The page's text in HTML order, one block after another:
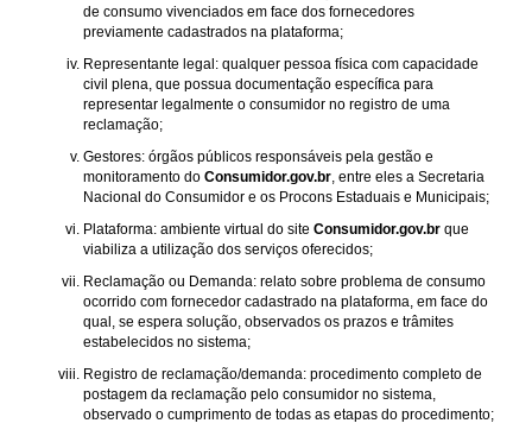
de consumo vivenciados em face dos fornecedores
previamente cadastrados na plataforma;
Representante legal: qualquer pessoa física com capacidade
civil plena, que possua documentação específica para
representar legalmente o consumidor no registro de uma
reclamação;
Gestores: órgãos públicos responsáveis pela gestão e
monitoramento do Consumidor.gov.br, entre eles a Secretaria
Nacional do Consumidor e os Procons Estaduais e Municipais;
Plataforma: ambiente virtual do site Consumidor.gov.br que
viabiliza a utilização dos serviços oferecidos;
Reclamação ou Demanda: relato sobre problema de consumo
ocorrido com fornecedor cadastrado na plataforma, em face do
qual, se espera solução, observados os prazos e trâmites
estabelecidos no sistema;
Registro de reclamação/demanda: procedimento completo de
postagem da reclamação pelo consumidor no sistema,
observado o cumprimento de todas as etapas do procedimento;